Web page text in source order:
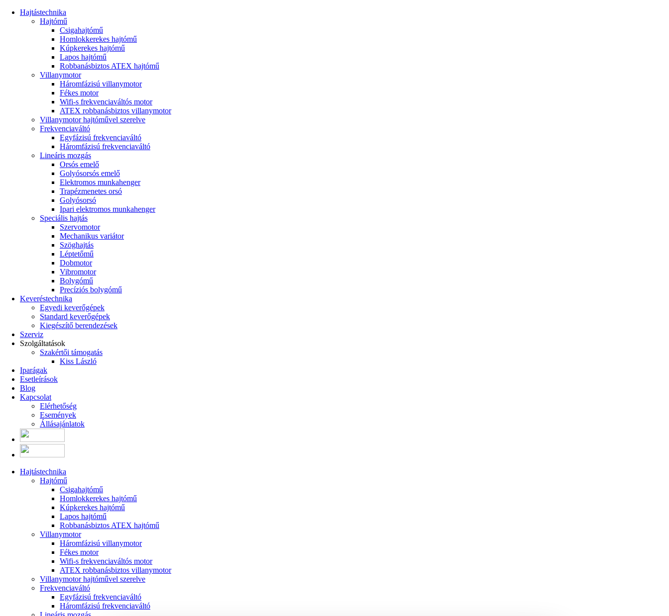
Hajtástechnika
Hajtómű
Csigahajtómű
Homlokkerekes hajtómű
Kúpkerekes hajtómű
Lapos hajtómű
Robbanásbiztos ATEX hajtómű
Villanymotor
Háromfázisú villanymotor
Fékes motor
Wifi-s frekvenciaváltós motor
ATEX robbanásbiztos villanymotor
Villanymotor hajtóművel szerelve
Frekvenciaváltó
Egyfázisú frekvenciaváltó
Háromfázisú frekvenciaváltó
Lineáris mozgás
Orsós emelő
Golyósorsós emelő
Elektromos munkahenger
Trapézmenetes orsó
Golyósorsó
Ipari elektromos munkahenger
Speciális hajtás
Szervomotor
Mechanikus variátor
Szöghajtás
Léptetőmű
Dobmotor
Vibromotor
Bolygómű
Precíziós bolygómű
Keveréstechnika
Egyedi keverőgépek
Standard keverőgépek
Kiegészítő berendezések
Szerviz
Szolgáltatások
Szakértői támogatás
Kiss László
Iparágak
Esetleírások
Blog
Kapcsolat
Elérhetőség
Események
Állásajánlatok
Hajtástechnika
Hajtómű
Csigahajtómű
Homlokkerekes hajtómű
Kúpkerekes hajtómű
Lapos hajtómű
Robbanásbiztos ATEX hajtómű
Villanymotor
Háromfázisú villanymotor
Fékes motor
Wifi-s frekvenciaváltós motor
ATEX robbanásbiztos villanymotor
Villanymotor hajtóművel szerelve
Frekvenciaváltó
Egyfázisú frekvenciaváltó
Háromfázisú frekvenciaváltó